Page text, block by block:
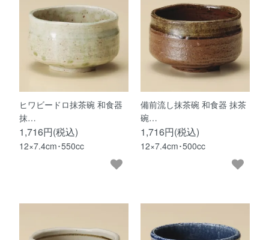
ヒワビードロ抹茶碗 和食器
抹…
1,716円(税込)
12×7.4cm･550cc
備前流し抹茶碗 和食器 抹茶
碗…
1,716円(税込)
12×7.4cm･500cc